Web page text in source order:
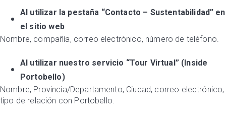
Al utilizar la pestaña “Contacto – Sustentabilidad” en
el sitio web
Nombre, compañía, correo electrónico, número de teléfono.
Al utilizar nuestro servicio “Tour Virtual” (Inside
Portobello)
Nombre, Provincia/Departamento, Ciudad, correo electrónico,
tipo de relación con Portobello.